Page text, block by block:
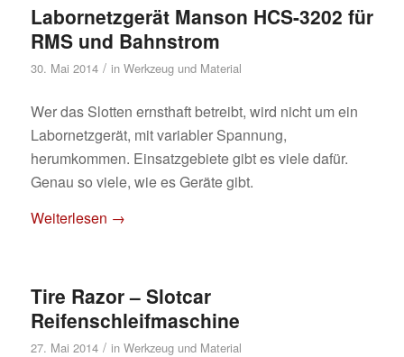
Labornetzgerät Manson HCS-3202 für
RMS und Bahnstrom
30. Mai 2014 / in Werkzeug und Material
Wer das Slotten ernsthaft betreibt, wird nicht um ein
Labornetzgerät, mit variabler Spannung,
herumkommen. Einsatzgebiete gibt es viele dafür.
Genau so viele, wie es Geräte gibt.
Weiterlesen →
Tire Razor – Slotcar
Reifenschleifmaschine
27. Mai 2014 / in Werkzeug und Material